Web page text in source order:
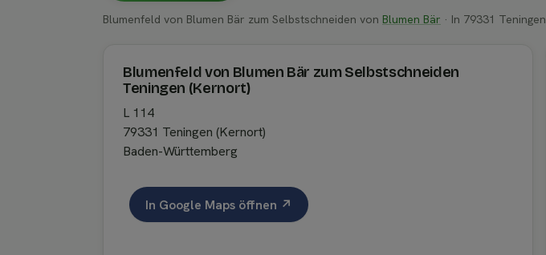
Blumenfeld von Blumen Bär zum Selbstschneiden von Blumen Bär · In 79331
Blumenfeld von Blumen Bär zum Selbstschneiden
Teningen (Kernort)
L 114
79331 Teningen (Kernort)
Baden-Württemberg
In Google Maps öffnen ↗